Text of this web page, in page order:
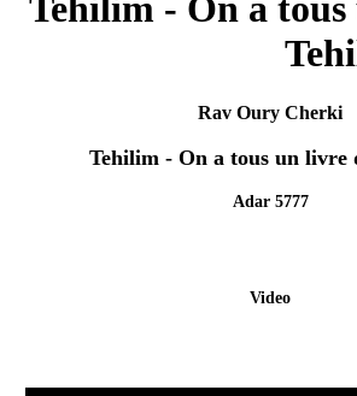
Tehilim - On a
Rav Oury Cherki
Tehilim - On a tous un livre
Adar 5777
Video